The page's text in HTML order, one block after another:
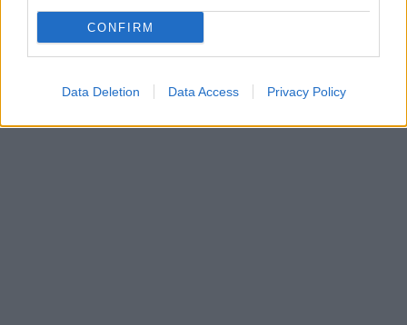
CONFIRM
Data Deletion Data Access Privacy Policy
After work συνάντηση με φίλους;Τα λατρεμένα mules
αναλαμβάνουν δράση. Luxurious και chic, συνδυάζονται με τα
πάντα. Συνδύασε τα με κιμονό η shirt dress, ενώ κι ένα twin set
θα αποτελεί πάντα ευρηματική ιδέα.